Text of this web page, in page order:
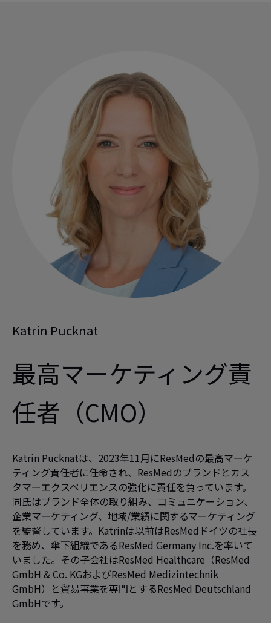
Katrin Pucknat
最高マーケティング責
任者（CMO）
Katrin Pucknatは、2023年11月にResMedの最高マーケ
ティング責任者に任命され、ResMedのブランドとカス
タマーエクスペリエンスの強化に責任を負っています。
同氏はブランド全体の取り組み、コミュニケーション、
企業マーケティング、地域/業績に関するマーケティング
を監督しています。Katrinは以前はResMedドイツの社長
を務め、傘下組織であるResMed Germany Inc.を率いて
いました。その子会社はResMed Healthcare（ResMed
GmbH & Co. KGおよびResMed Medizintechnik
GmbH）と貿易事業を専門とするResMed Deutschland
GmbHです。